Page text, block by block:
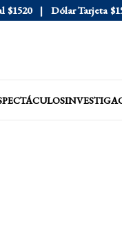
Dólar Tarjeta $1976